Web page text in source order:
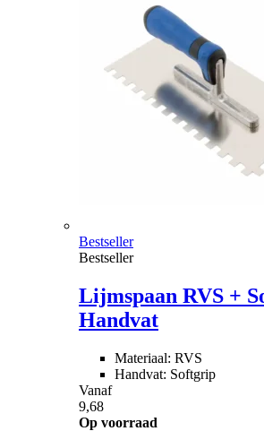
Bestseller
Bestseller
Lijmspaan RVS +
Handvat
Materiaal: RVS
Handvat: Softgrip
Vanaf
9,68
Op voorraad